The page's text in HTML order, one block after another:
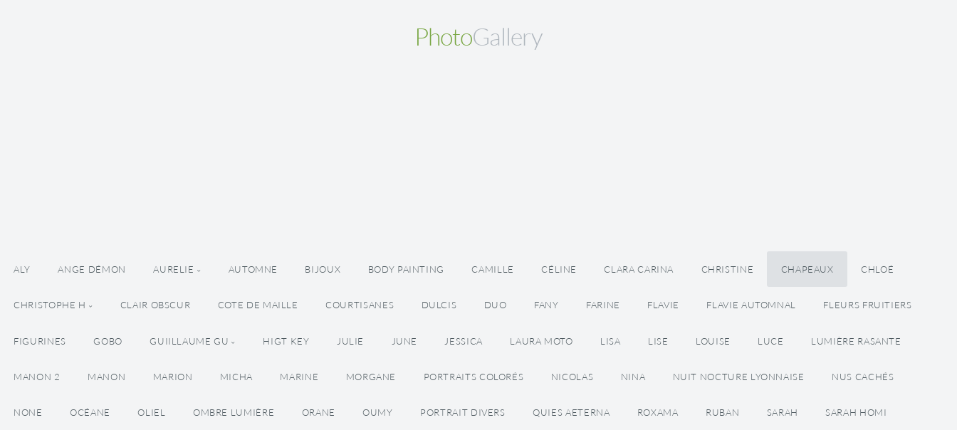
PhotoGallery
ALY ANGE DÉMON AURELIE AUTOMNE BIJOUX BODY PAINTING CAMILLE CÉLINE CLARA CARINA CHRISTINE CHAPEAUX CHLOÉ
CHRISTOPHE H CLAIR OBSCUR COTE DE MAILLE COURTISANES DULCIS DUO FANY FARINE FLAVIE FLAVIE AUTOMNAL FLEURS FRUITIERS
FIGURINES GOBO GUIILLAUME GU HIGT KEY JULIE JUNE JESSICA LAURA MOTO LISA LISE LOUISE LUCE LUMIÈRE RASANTE
MANON 2 MANON MARION MICHA MARINE MORGANE PORTRAITS COLORÉS NICOLAS NINA NUIT NOCTURE LYONNAISE NUS CACHÉS
NONE OCÉANE OLIEL OMBRE LUMIÈRE ORANE OUMY PORTRAIT DIVERS QUIES AETERNA ROXAMA RUBAN SARAH SARAH HOMI